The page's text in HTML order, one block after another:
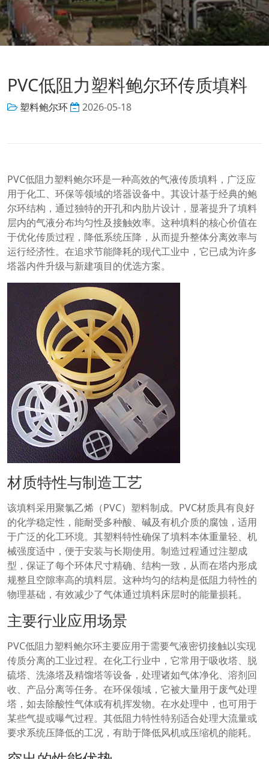
PVC低阻力塑料鲍尔环传质填料
塑料鲍尔环 2026-05-18
PVC低阻力塑料鲍尔环是一种高效的气液传质填料，广泛应
用于化工、环保等领域的塔器设备中。其设计基于经典的鲍
尔环结构，通过独特的开孔和内肋片设计，显著提升了填料
层内的气液分布均匀性及接触效率。这种填料的核心价值在
于优化传质过程，降低系统压降，从而提升整体分离效率与
运行经济性。在追求节能降耗的现代工业中，它已成为许多
塔器内件升级与新建项目的优选方案。
材质特性与制造工艺
该填料采用聚氯乙烯（PVC）塑料制成。PVC材质具有良好
的化学稳定性，能耐受多种酸、碱及有机介质的腐蚀，适用
于广泛的化工环境。其塑料特性确保了填料本体重量轻、机
械强度适中，便于安装与长期使用。制造过程通过注塑成
型，保证了每个环体尺寸精确、结构一致，从而在塔内形成
规整且空隙率高的填料层。这种均匀的结构是低阻力特性的
物理基础，有效减少了气体通过填料床层时的能量损耗。
主要行业应用场景
PVC低阻力塑料鲍尔环主要应用于需要气液密切接触以实现
传质分离的工业过程。在化工行业中，它常用于吸收塔、脱
硫塔、洗涤塔及精馏塔等设备，处理诸如气体净化、溶剂回
收、产品分离等任务。在环保领域，它被大量用于废气处理
塔，如去除酸性气体或有机挥发物。在水处理中，也可用于
某些气提或曝气过程。其低阻力特性特别适合处理大流量或
要求系统压降低的工况，有助于降低风机或压缩机的能耗。